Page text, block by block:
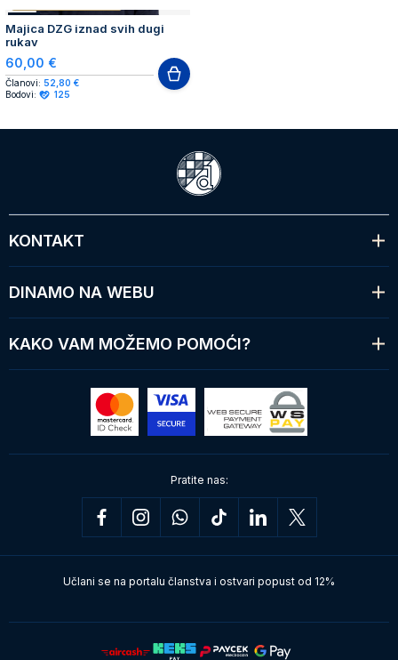
NOVO
Majica DZG iznad svih dugi
rukav
60,00 €
Članovi: 52,80 €
Bodovi:
125
KONTAKT
DINAMO NA WEBU
KAKO VAM MOŽEMO POMOĆI?
Pratite nas:
Učlani se na portalu članstva i ostvari popust od 12%